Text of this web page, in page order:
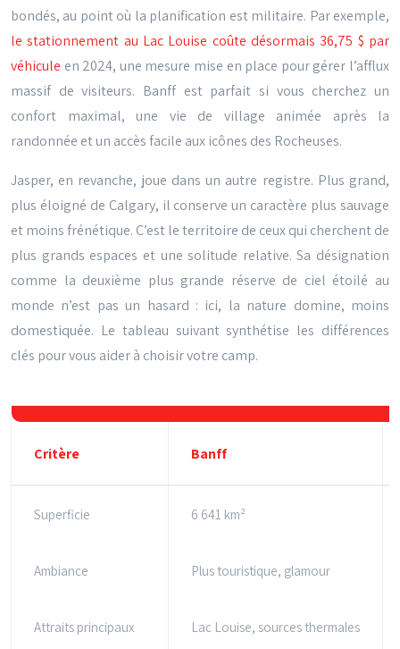
bondés, au point où la planification est militaire. Par exemple,
le stationnement au Lac Louise coûte désormais 36,75 $ par
véhicule en 2024, une mesure mise en place pour gérer l’afflux
massif de visiteurs. Banff est parfait si vous cherchez un
confort maximal, une vie de village animée après la
randonnée et un accès facile aux icônes des Rocheuses.
Jasper, en revanche, joue dans un autre registre. Plus grand,
plus éloigné de Calgary, il conserve un caractère plus sauvage
et moins frénétique. C’est le territoire de ceux qui cherchent de
plus grands espaces et une solitude relative. Sa désignation
comme la deuxième plus grande réserve de ciel étoilé au
monde n’est pas un hasard : ici, la nature domine, moins
domestiquée. Le tableau suivant synthétise les différences
clés pour vous aider à choisir votre camp.
Critère Banff
Superficie 6 641 km²
Ambiance Plus touristique, glamour
Attraits principaux Lac Louise, sources thermales